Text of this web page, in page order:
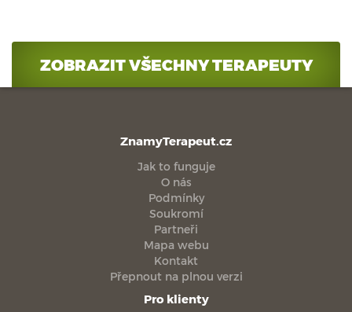
ZOBRAZIT VŠECHNY TERAPEUTY
ZnamyTerapeut.cz
Jak to funguje
O nás
Podmínky
Soukromí
Partneři
Mapa webu
Kontakt
Přepnout na plnou verzi
Pro klienty